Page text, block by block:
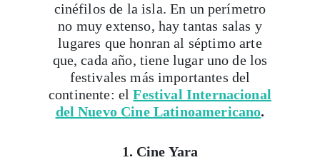
cinéfilos de la isla. En un perímetro
no muy extenso, hay tantas salas y
lugares que honran al séptimo arte
que, cada año, tiene lugar uno de los
festivales más importantes del
continente: el Festival Internacional
del Nuevo Cine Latinoamericano.
1. Cine Yara